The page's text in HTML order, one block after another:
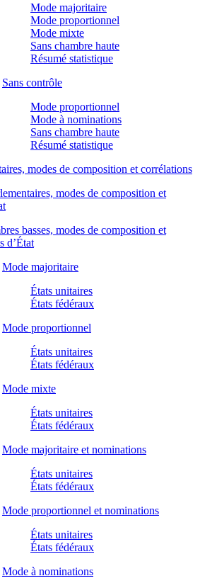
Mode majoritaire
Mode proportionnel
Mode mixte
Sans chambre haute
Résumé statistique
Sans contrôle
Mode proportionnel
Mode à nominations
Sans chambre haute
Résumé statistique
modes de composition et corrélations
modes de composition et
basses, modes de composition et
d’État
Mode majoritaire
États unitaires
États fédéraux
Mode proportionnel
États unitaires
États fédéraux
Mode mixte
États unitaires
États fédéraux
Mode majoritaire et nominations
États unitaires
États fédéraux
Mode proportionnel et nominations
États unitaires
États fédéraux
Mode à nominations